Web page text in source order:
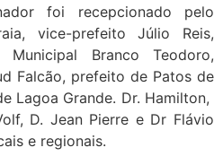
foi recepcionado pelo
vice-prefeito Júlio Reis,
Branco Teodoro,
Falcão, prefeito de Patos de
Lagoa Grande. Dr. Hamilton,
D. Jean Pierre e Dr Flávio
e regionais.